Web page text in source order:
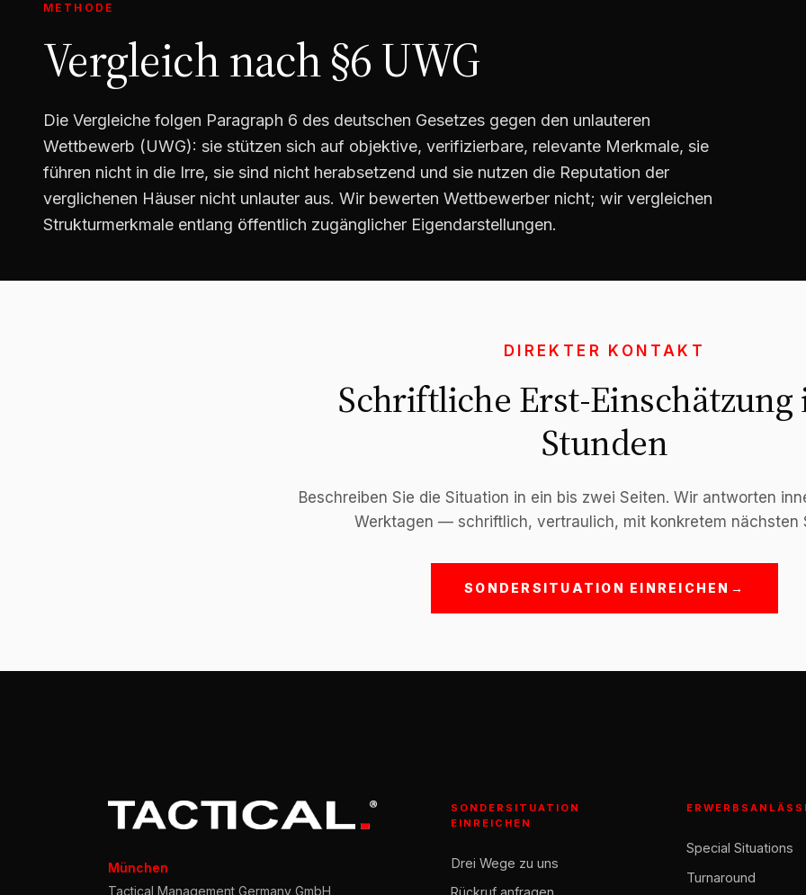
METHODE
Vergleich nach §6 UWG
Die Vergleiche folgen Paragraph 6 des deutschen Gesetzes gegen den unlauteren
Wettbewerb (UWG): sie stützen sich auf objektive, verifizierbare, relevante Merkmale, sie
führen nicht in die Irre, sie sind nicht herabsetzend und sie nutzen die Reputation der
verglichenen Häuser nicht unlauter aus. Wir bewerten Wettbewerber nicht; wir vergleichen
Strukturmerkmale entlang öffentlich zugänglicher Eigendarstellungen.
DIREKTER KONTAKT
Schriftliche Erst-Einschätzung
Stunden
Beschreiben Sie die Situation in ein bis zwei Seiten. Wir antworten
Werktagen — schriftlich, vertraulich, mit konkretem nächsten
SONDERSITUATION EINREICHEN →
München
Tactical Management Germany GmbH
SONDERSITUATION
EINREICHEN
Drei Wege zu uns
Rückruf anfragen
Special Situations
Turnaround